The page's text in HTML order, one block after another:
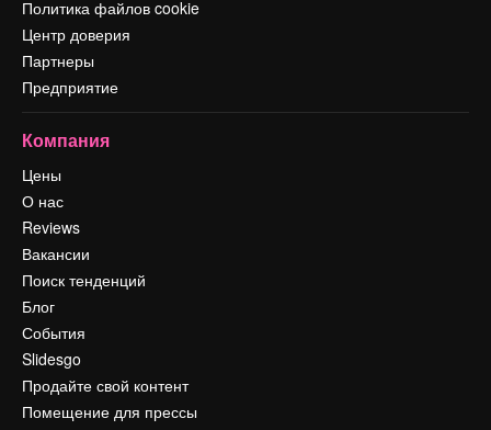
Политика файлов cookie
Центр доверия
Партнеры
Предприятие
Компания
Цены
О нас
Reviews
Вакансии
Поиск тенденций
Блог
События
Slidesgo
Продайте свой контент
Помещение для прессы